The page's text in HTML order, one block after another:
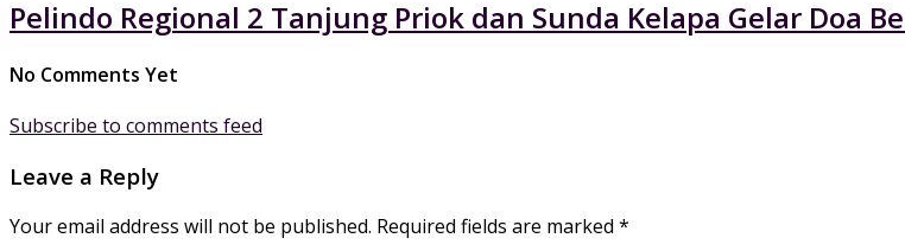
Pelindo Regional 2 Tanjung Priok dan Sunda Kelapa Gelar Doa
No Comments Yet
Subscribe to comments feed
Leave a Reply
Your email address will not be published. Required fields are marked *